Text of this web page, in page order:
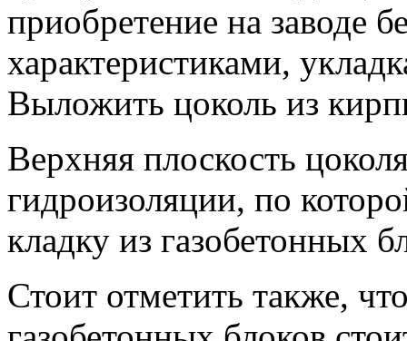
приобретение на заводе
характеристиками,
Выложить цоколь из
Верхняя плоскость
гидроизоляции, по
кладку из газобетонных
Стоит отметить также,